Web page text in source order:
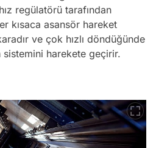
regülatörü tarafından
kısaca asansör hareket
ve çok hızlı döndüğünde
harekete geçirir.